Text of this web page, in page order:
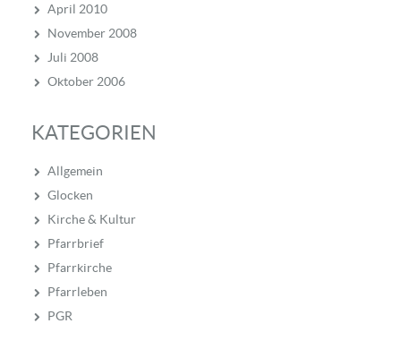
April 2010
November 2008
Juli 2008
Oktober 2006
KATEGORIEN
Allgemein
Glocken
Kirche & Kultur
Pfarrbrief
Pfarrkirche
Pfarrleben
PGR